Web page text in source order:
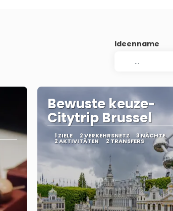
Ideenname
Bewuste keuze-
Citytrip Brussel
1 ZIELE 2 VERKEHRSNETZ 3 NÄCHTE
2 AKTIVITÄTEN 2 TRANSFERS